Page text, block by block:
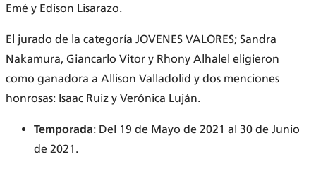
Emé y Edison Lisarazo.
El jurado de la categoría JOVENES VALORES; Sandra
Nakamura, Giancarlo Vitor y Rhony Alhalel eligieron
como ganadora a Allison Valladolid y dos menciones
honrosas: Isaac Ruiz y Verónica Luján.
Temporada: Del 19 de Mayo de 2021 al 30 de Junio
de 2021.